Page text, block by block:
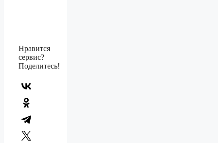
Нравится
сервис?
Поделитесь!